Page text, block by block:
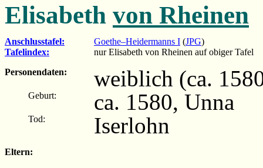
Elisabeth von Rheinen
Anschlusstafel: Goethe–Heidermanns I (JPG)
Tafelindex:
nur Elisabeth von Rheinen auf obiger Tafel
Personendaten:
weiblich (ca.
Geburt: ca. 1580, Unna
Tod: Iserlohn
Eltern: